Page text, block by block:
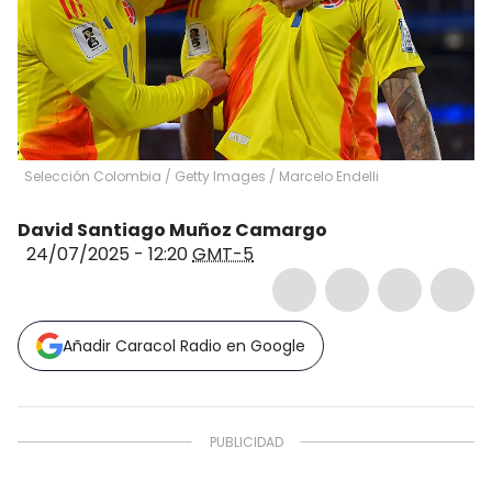
Selección Colombia / Getty Images / Marcelo Endelli
David Santiago Muñoz Camargo
24/07/2025 - 12:20GMT-5
Añadir Caracol Radio en Google